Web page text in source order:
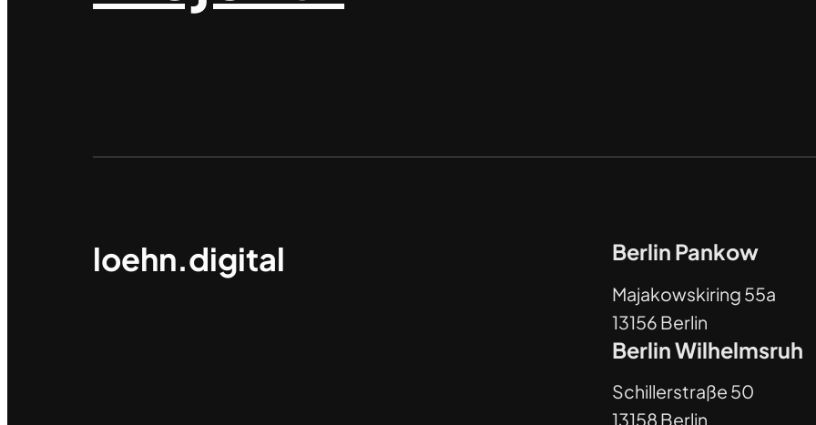
loehn.digital Berlin Pankow
Majakowskiring 55a
13156 Berlin
Berlin Wilhelmsruh
Schillerstraße 50
13158 Berlin